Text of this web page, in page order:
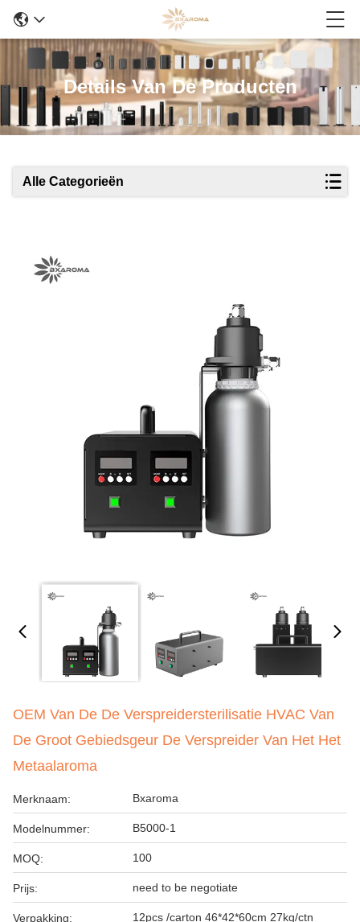
Details Van De Producten
Alle Categorieën
OEM Van De De Verspreidersterilisatie HVAC Van
De Groot Gebiedsgeur De Verspreider Van Het Het
Metaalaroma
Merknaam: Bxaroma
Modelnummer: B5000-1
MOQ: 100
Prijs: need to be negotiate
Verpakking: 12pcs /carton 46*42*60cm 27kg/ctn